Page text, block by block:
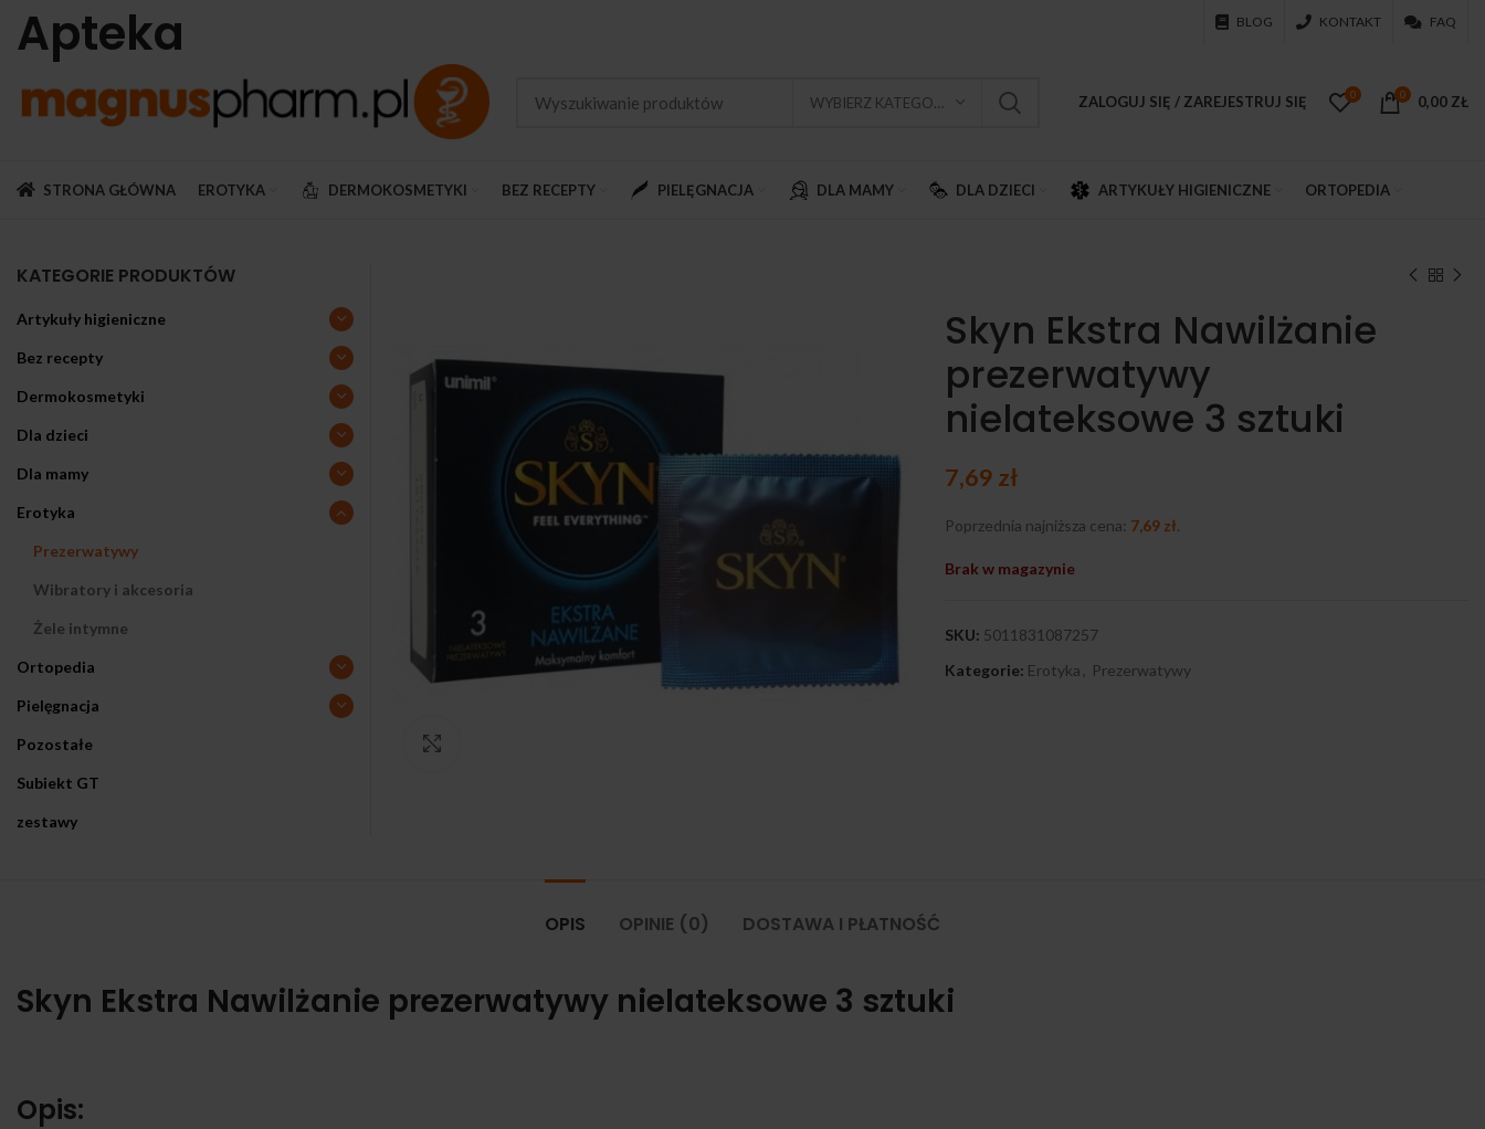
Apteka BLOG KONTAKT FAQ
WYBIERZ KATEGORIĘ ZALOGUJ SIĘ / ZAREJESTRUJ SIĘ 0 0 0,00 ZŁ
STRONA GŁÓWNA EROTYKA DERMOKOSMETYKI BEZ RECEPTY PIELĘGNACJA DLA MAMY DLA DZIECI ARTYKUŁY HIGIENICZNE ORTOPEDIA
Skyn Ekstra Nawilżanie
prezerwatywy
nielateksowe 3 sztuki
7,69 zł
Poprzednia najniższa cena: 7,69 zł.
Brak w magazynie
SKU: 5011831087257
Kategorie: Erotyka Prezerwatywy
KATEGORIE PRODUKTÓW
Artykuły higieniczne
Bez recepty
Dermokosmetyki
Dla dzieci
Dla mamy
Erotyka
Prezerwatywy
Wibratory i akcesoria
Żele intymne
Ortopedia
Pielęgnacja
Pozostałe
Subiekt GT
zestawy
OPIS OPINIE (0) DOSTAWA I PŁATNOŚĆ
Skyn Ekstra Nawilżanie prezerwatywy nielateksowe 3 sztuki
Opis: